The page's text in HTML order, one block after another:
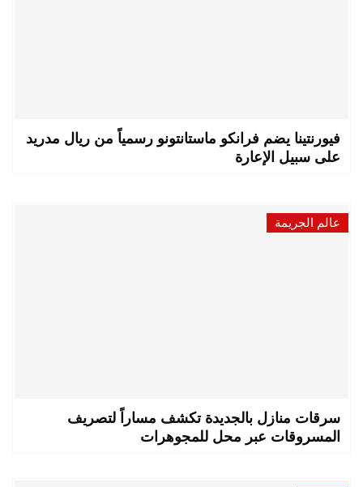
فيورنتينا يضم فرانكو ماستانتونو رسمياً من ريال مدريد
على سبيل الإعارة
عالم الجريمة
سرقات منازل بالجديدة تكشف مساراً لتصريف
المسروقات عبر محل للمجوهرات